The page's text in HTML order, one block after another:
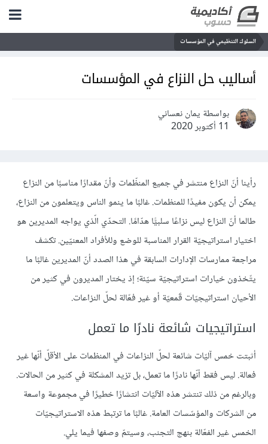
السلوك التنظيمي في المؤسسات
أساليب حل النزاع في المؤسسات
بواسطة يمان نعساني
11 أكتوبر 2020
رأينا أنّ النزاع منتشر في جميع المنظّمات وأنّ مقدارًا مناسبًا من النزاع
يمكن أن يكون مفيدًا للمنظمات. غالبًا ما ينمو الناس ويتعلمون من النزاع،
طالما أنّ النزاع ليس نزاعًا سلبيًّا هدّامًا. التحدّي الّذي يواجه المديرين هو
اختيار استراتيجيّة القرار المناسبة للوضع وللأفراد المعنيّين. تكشف
مراجعة ممارسات الإدارات السابقة في هذا الصدد أنّ المديرين غالبًا ما
يتّخذون خيارات استراتيجيّة سيّئة؛ إذ يختار المديرون في كثير من
الأحيان استراتيجيّات قَمعيّة أو غير فعّالة لحلّ النزاعات.
استراتيجيات شائعة نادرًا ما تعمل
أثبتت خمس آليّات شائعة لحلّ النزاعات في المنظمات على الأقلّ أنّها غير
فعالة. ليس فقط أنّها نادرًا ما تعمل، بل تزيد المشكلة في كثير من الحالات.
وبالرغم من ذلك تنتشر هذه الآليّات انتشارًا خطيرًا في مجموعة واسعة
من الشركات والمؤسّسات العامة. غالبًا ما ترتبط هذه الاستراتيجيّات
الخمس غير الفعّالة بنهج التجنب، وسيتمّ وصفها فيما يلي.